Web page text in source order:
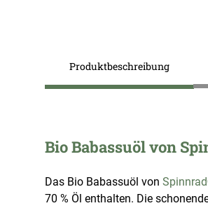
Produktbeschreibung
Bio Babassuöl von
Das Bio Babassuöl von
70 % Öl enthalten. Die